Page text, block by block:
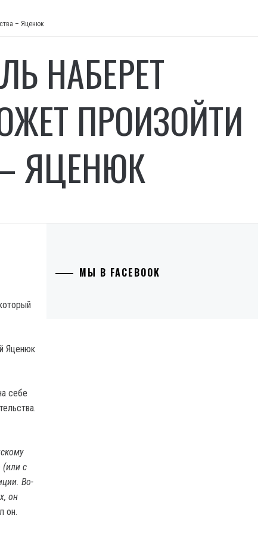
– Яценюк
НАБЕРЕТ
ПРОИЗОЙТИ
ЯЦЕНЮК
Яценюк
себе
(или с
Во-
он
он.
МЫ В FACEBOOK